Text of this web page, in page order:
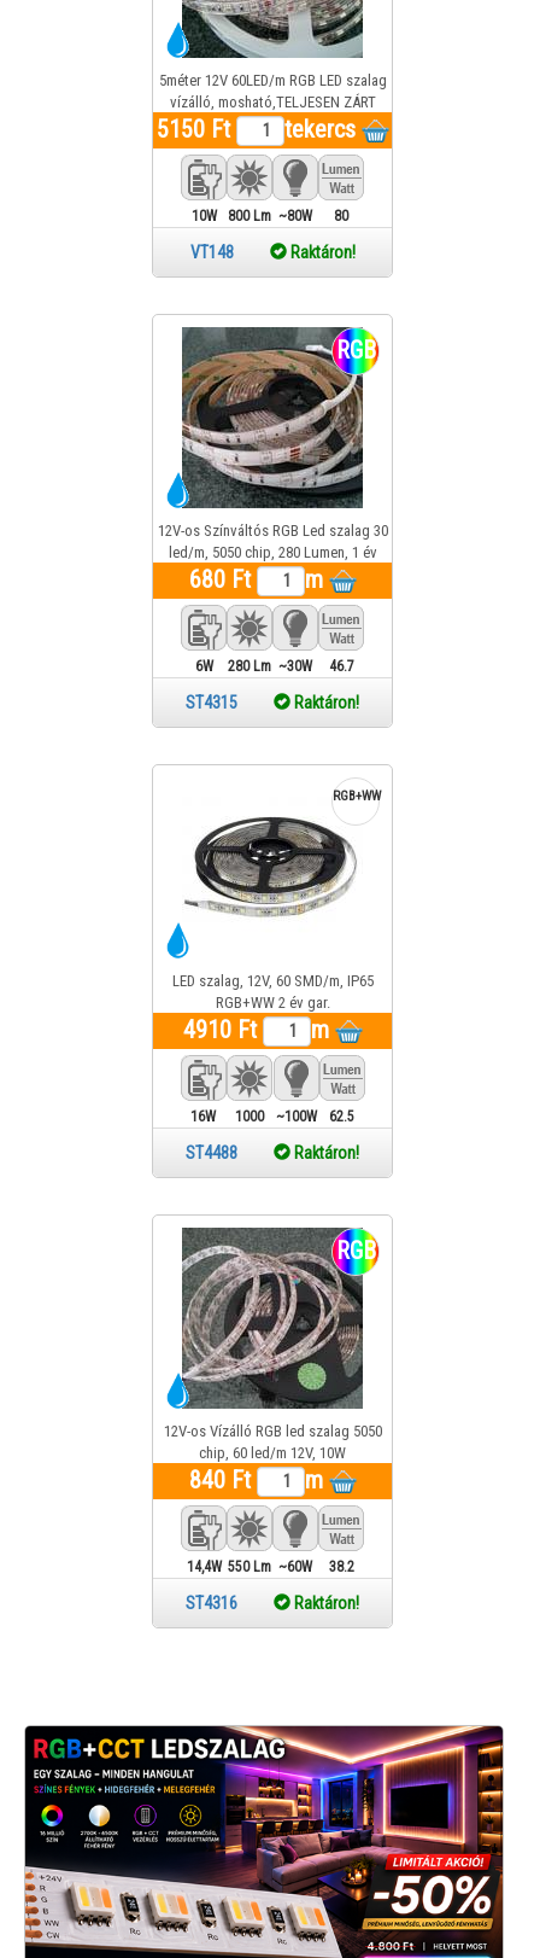
5méter 12V 60LED/m RGB LED szalag
vízálló, mosható,TELJESEN ZÁRT
MŰANYAG CSŐBEN ERŐS
IGÉNYBEVÉTELRE IS ALKALMAS 1év
gar.
5150 Ft tekercs
10W 800 Lm ~80W 80
VT148 Raktáron!
RGB
12V-os Színváltós RGB Led szalag 30
led/m, 5050 chip, 280 Lumen, 1 év
garancia
680 Ft m
6W 280 Lm ~30W 46.7
ST4315 Raktáron!
RGB+WW
LED szalag, 12V, 60 SMD/m, IP65
RGB+WW 2 év gar.
4910 Ft m
16W
1000
~100W 62.5
ST4488 Raktáron!
RGB
12V-os Vízálló RGB led szalag 5050
chip, 60 led/m 12V, 10W
fogyasztással, 550 Lumen fényerő,
120° világítási szöggel, IP54
védelemmel, 1 év garanciával
840 Ft m
14,4W 550 Lm ~60W 38.2
ST4316 Raktáron!